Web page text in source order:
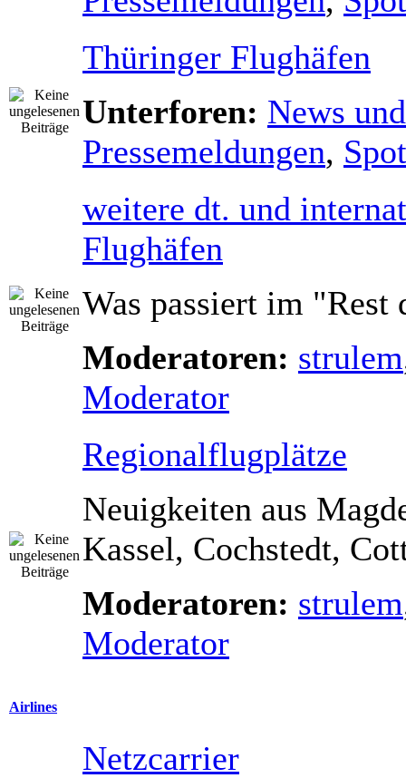
Thüringer Flughäfen
Unterforen: News und
Pressemeldungen,
weitere dt. und
Flughäfen
Was passiert im "Rest
Moderatoren: strulem
Moderator
Regionalflugplätze
Neuigkeiten aus
Kassel, Cochstedt,
Moderatoren: strulem
Moderator
Airlines
Netzcarrier